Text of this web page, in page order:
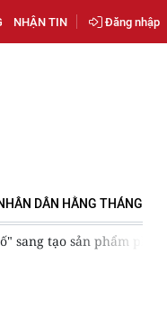
NHẬN TIN Đăng nhập
DÂN HẰNG THÁNG
tạo sản phẩm phục